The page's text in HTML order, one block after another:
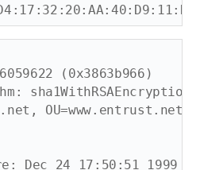
(0x3863b966)
sha1WithRSAEncryption